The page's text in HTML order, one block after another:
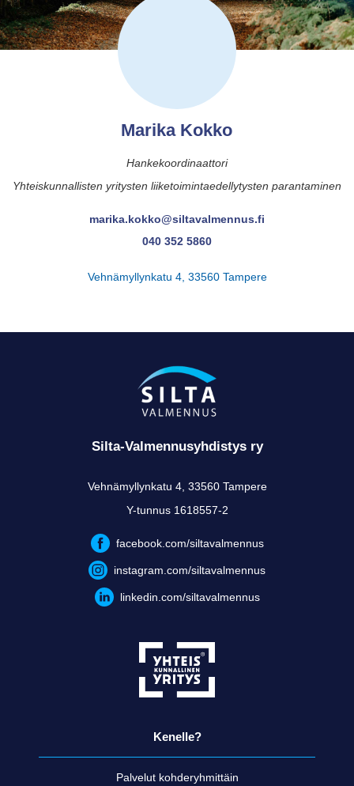
Marika Kokko
Hankekoordinaattori
Yhteiskunnallisten yritysten liiketoimintaedellytysten parantaminen
marika.kokko@siltavalmennus.fi
040 352 5860
Vehnämyllynkatu 4, 33560 Tampere
Silta-Valmennusyhdistys ry
Vehnämyllynkatu 4, 33560 Tampere
Y-tunnus 1618557-2
facebook.com/siltavalmennus
instagram.com/siltavalmennus
linkedin.com/siltavalmennus
Kenelle?
Palvelut kohderyhmittäin